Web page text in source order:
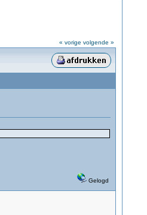
« vorige volgende »
Gelogd